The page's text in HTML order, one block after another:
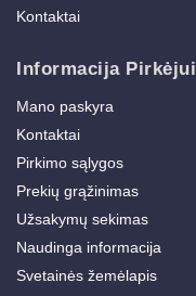
Kontaktai
Informacija Pirkėjui
Mano paskyra
Kontaktai
Pirkimo sąlygos
Prekių grąžinimas
Užsakymų sekimas
Naudinga informacija
Svetainės žemėlapis